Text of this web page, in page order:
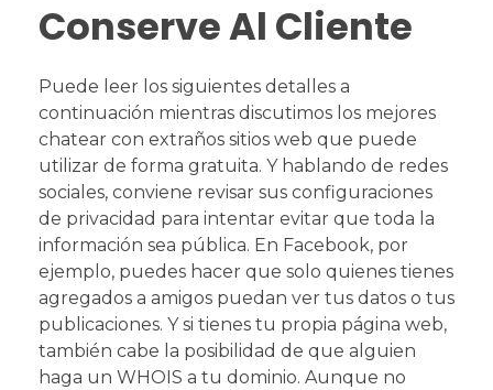
Conserve Al Cliente
Puede leer los siguientes detalles a
continuación mientras discutimos los mejores
chatear con extraños sitios web que puede
utilizar de forma gratuita. Y hablando de redes
sociales, conviene revisar sus configuraciones
de privacidad para intentar evitar que toda la
información sea pública. En Facebook, por
ejemplo, puedes hacer que solo quienes tienes
agregados a amigos puedan ver tus datos o tus
publicaciones. Y si tienes tu propia página web,
también cabe la posibilidad de que alguien
haga un WHOIS a tu dominio. Aunque no